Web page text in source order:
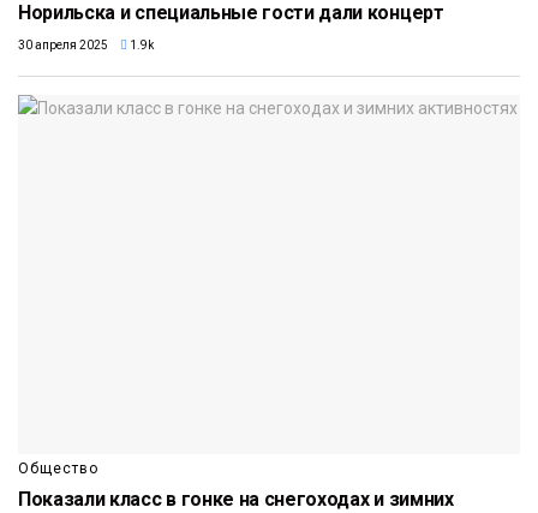
Норильска и специальные гости дали концерт
30 апреля 2025 1.9k
Общество
Показали класс в гонке на снегоходах и зимних